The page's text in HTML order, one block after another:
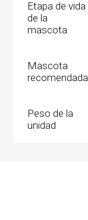
Etapa de vida
de la
mascota
Mascota
recomendada
Peso de la
unidad